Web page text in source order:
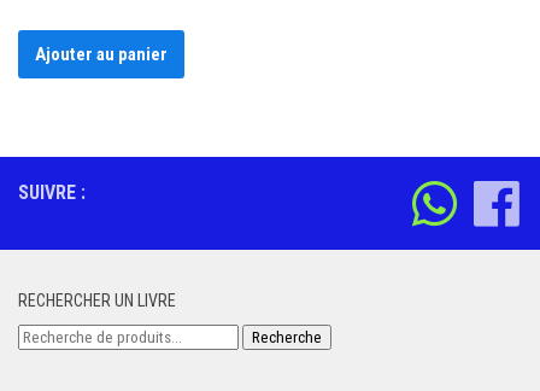
Ajouter au panier
SUIVRE :
RECHERCHER UN LIVRE
Recherche
Recherche